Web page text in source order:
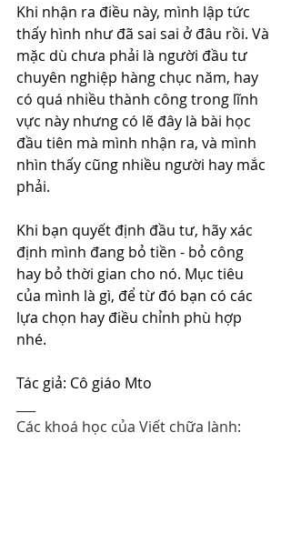
Khi nhận ra điều này, mình lập tức
thấy hình như đã sai sai ở đâu rồi. Và
mặc dù chưa phải là người đầu tư
chuyên nghiệp hàng chục năm, hay
có quá nhiều thành công trong lĩnh
vực này nhưng có lẽ đây là bài học
đầu tiên mà mình nhận ra, và mình
nhìn thấy cũng nhiều người hay mắc
phải.
Khi bạn quyết định đầu tư, hãy xác
định mình đang bỏ tiền - bỏ công
hay bỏ thời gian cho nó. Mục tiêu
của mình là gì, để từ đó bạn có các
lựa chọn hay điều chỉnh phù hợp
nhé.
Tác giả: Cô giáo Mto
Các khoá học của Viết chữa lành: